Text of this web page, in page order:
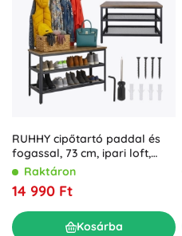
RUHHY cipőtartó paddal és
fogassal, 73 cm, ipari loft,
barna lap
Raktáron
14 990 Ft
Kosárba